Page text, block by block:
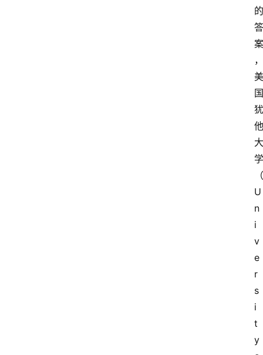
的
答
案
，
美
国
犹
他
大
学
（
U
n
i
v
e
r
s
i
t
y